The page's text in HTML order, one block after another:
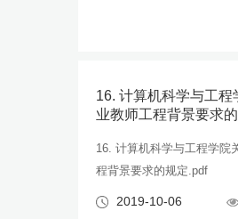
16. 计算机科学与工程
业教师工程背景要求
16. 计算机科学与工程学院
程背景要求的规定.pdf
2019-10-06